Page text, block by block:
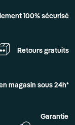
100% sécurisé
Retours gratuits
magasin sous 24h*
Garantie